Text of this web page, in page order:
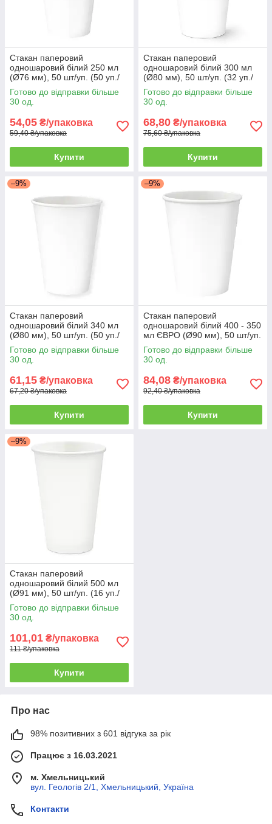
Стакан паперовий
одношаровий білий 250 мл
(Ø76 мм), 50 шт/уп. (50 уп./
ящик)
Готово до відправки більше
30 од.
54,05 ₴/упаковка
59,40 ₴/упаковка
Купити
Стакан паперовий
одношаровий білий 300 мл
(Ø80 мм), 50 шт/уп. (32 уп./
ящик)
Готово до відправки більше
30 од.
68,80 ₴/упаковка
75,60 ₴/упаковка
Купити
–9%
Стакан паперовий
одношаровий білий 340 мл
(Ø80 мм), 50 шт/уп. (50 уп./
ящик)
Готово до відправки більше
30 од.
61,15 ₴/упаковка
67,20 ₴/упаковка
Купити
–9%
Стакан паперовий
одношаровий білий 400 - 350
мл ЄВРО (Ø90 мм), 50 шт/уп.
(16 уп./ящик)
Готово до відправки більше
30 од.
84,08 ₴/упаковка
92,40 ₴/упаковка
Купити
–9%
Стакан паперовий
одношаровий білий 500 мл
(Ø91 мм), 50 шт/уп. (16 уп./
ящик)
Готово до відправки більше
30 од.
101,01 ₴/упаковка
111 ₴/упаковка
Купити
Про нас
98% позитивних з 601 відгука за рік
Працює з 16.03.2021
м. Хмельницький
вул. Геологів 2/1, Хмельницький, Україна
Контакти